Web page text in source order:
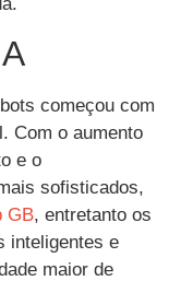
começou com
Com o aumento
e o
sofisticados,
GB, entretanto os
inteligentes e
maior de